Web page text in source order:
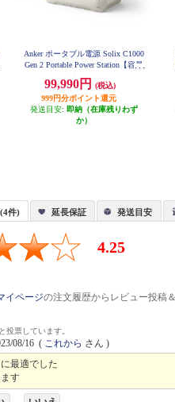
Anker ポータブル電源 Solix C1000
Gen 2 Portable Power Station【容量
-C×3/USB-A×1/シガーソケット×
1】 A1763521
99,990円
(税込)
999円分ポイント還元
発送目安: 即納（在庫残りわず
か）
件) 延長保証 発送目安
4.25
イページの注文履歴からレビュー投稿
投票しています。
08/16 ( これから さん )
最適でした
す